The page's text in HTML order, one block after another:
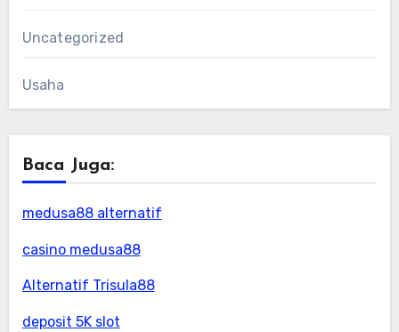
Uncategorized
Usaha
Baca Juga:
medusa88 alternatif
casino medusa88
Alternatif Trisula88
deposit 5K slot